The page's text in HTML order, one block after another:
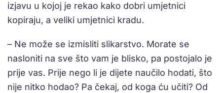
izjavu u kojoj je rekao kako dobri umjetnici
kopiraju, a veliki umjetnici kradu.
– Ne može se izmisliti slikarstvo. Morate se
nasloniti na sve što vam je blisko, pa postojalo je
prije vas. Prije nego li je dijete naučilo hodati, što
nije nitko hodao? Pa čekaj, od koga ću učiti? Od